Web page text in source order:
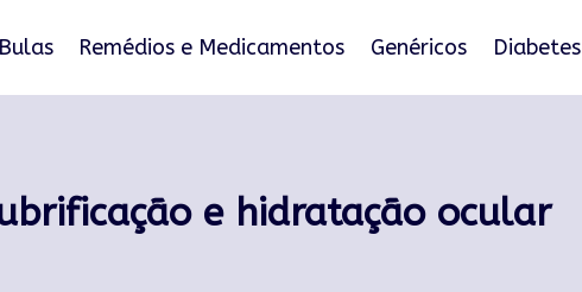
Remédios e Medicamentos Genéricos Diabetes
e hidratação ocular